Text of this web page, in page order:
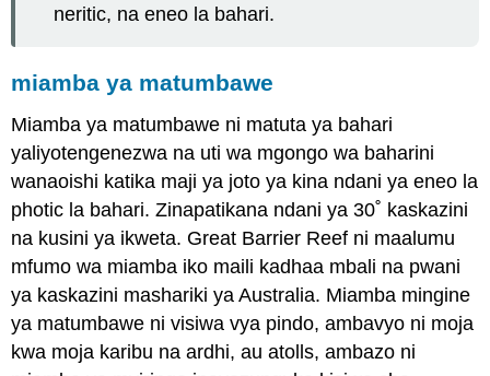
neritic, na eneo la bahari.
miamba ya matumbawe
Miamba ya matumbawe ni matuta ya bahari
yaliyotengenezwa na uti wa mgongo wa baharini
wanaoishi katika maji ya joto ya kina ndani ya eneo la
photic la bahari. Zinapatikana ndani ya 30˚ kaskazini
na kusini ya ikweta. Great Barrier Reef ni maalumu
mfumo wa miamba iko maili kadhaa mbali na pwani
ya kaskazini mashariki ya Australia. Miamba mingine
ya matumbawe ni visiwa vya pindo, ambavyo ni moja
kwa moja karibu na ardhi, au atolls, ambazo ni